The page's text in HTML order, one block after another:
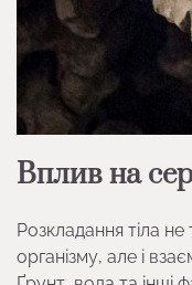
Вплив на
Розкладання тіла не
організму, але і